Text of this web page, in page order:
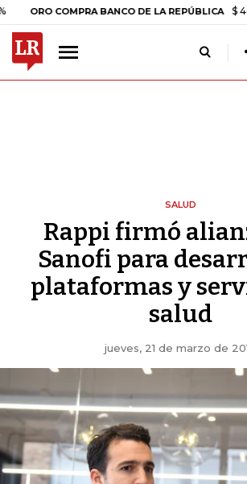
COMPRA BANCO DE LA REPÚBLICA $
SALUD
Rappi firmó
Sanofi para
plataformas y
salud
jueves, 21 de marzo de